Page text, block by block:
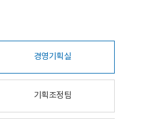
경영기획실
기획조정팀